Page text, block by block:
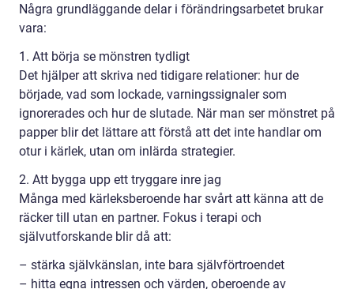
Några grundläggande delar i förändringsarbetet brukar
vara:
1. Att börja se mönstren tydligt
Det hjälper att skriva ned tidigare relationer: hur de
började, vad som lockade, varningssignaler som
ignorerades och hur de slutade. När man ser mönstret på
papper blir det lättare att förstå att det inte handlar om
otur i kärlek, utan om inlärda strategier.
2. Att bygga upp ett tryggare inre jag
Många med kärleksberoende har svårt att känna att de
räcker till utan en partner. Fokus i terapi och
självutforskande blir då att:
– stärka självkänslan, inte bara självförtroendet
– hitta egna intressen och värden, oberoende av